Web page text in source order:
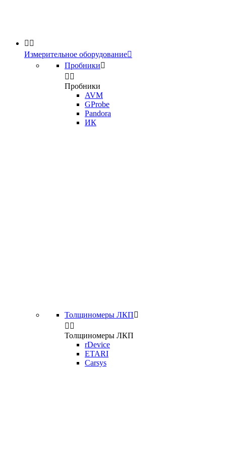
 
Измерительное оборудование
Пробники
 
Пробники
AVM
GProbe
Pandora
ИК
Толщиномеры ЛКП
 
Толщиномеры ЛКП
rDevice
ETARI
Carsys